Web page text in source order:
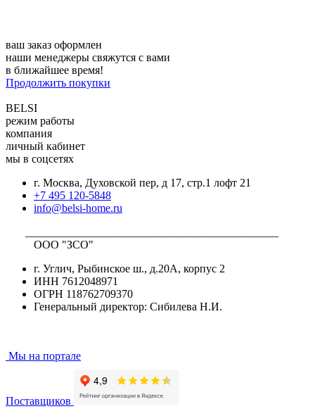
ваш заказ оформлен
наши менеджеры свяжутся с вами
в ближайшее время!
Продолжить покупки
BELSI
режим работы
компания
личный кабинет
мы в соцсетях
г. Москва, Духовской пер, д 17, стр.1 лофт 21
+7 495 120-5848
info@belsi-home.ru
ООО "ЗСО"
г. Углич, Рыбинское ш., д.20А, корпус 2
ИНН 7612048971
ОГРН 118762709370
Генеральный директор: Сибилева Н.И.
Мы на портале
Поставщиков